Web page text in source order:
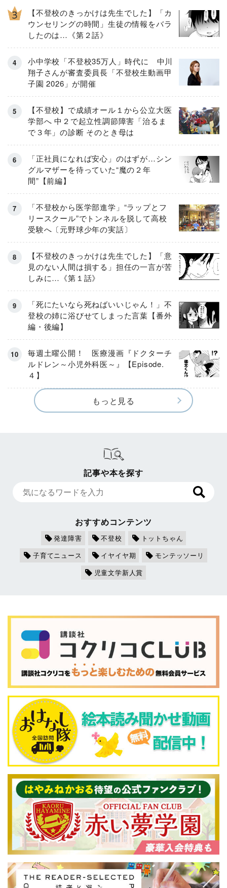
【不登校のきっかけは先生でした】「カ
ウンセリングの時間」生徒の情報をバラ
したのは…《第２話》
小中学校「不登校35万人」時代に 中川
翔子さんが審査委員長「不登校生動画甲
子園 2026」が開催
【不登校】で成績オール１から公立大医
学部へ 中２で起立性調節障害「治るま
で３年」の診断 そのとき母は
「正社員になれば安心」のはずが…シン
グルマザーを待っていた“魔の２年
間”【前編】
「不登校から医学部進学」“ラップとフ
リースクール”でトンネルを脱して高校
受験へ〔元野球少年の実話〕
【不登校のきっかけは先生でした】「意
見のない人間は損する」担任の一言が苦
しみに…《第１話》
「死にたいなら死ねばいいじゃん！」不
登校の姉に浴びせてしまった言葉【番外
編・後編】
毎週土曜公開！ 医療漫画『ドクターチ
ルドレン～小児外科医～』【Episode.
４】
もっと見る
記事や本を探す
おすすめコンテンツ
発達障害 不登校
トットちゃん
子育てニュース
イヤイヤ期
モンテッソーリ
児童文学新人賞